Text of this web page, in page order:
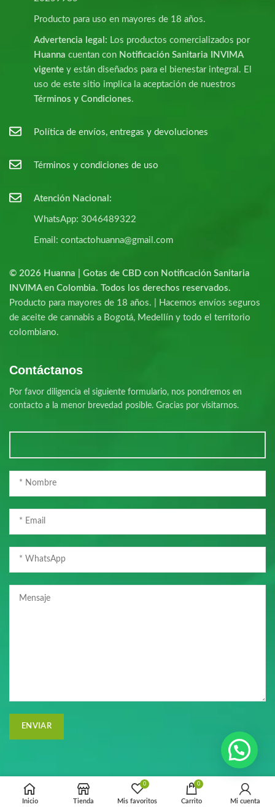
Producto para uso en mayores de 18 años.
Advertencia legal: Los productos comercializados por
Huanna cuentan con Notificación Sanitaria INVIMA
vigente y están diseñados para el bienestar integral. El
uso de este sitio implica la aceptación de nuestros
Términos y Condiciones.
Política de envíos, entregas y devoluciones
Términos y condiciones de uso
Atención Nacional:
WhatsApp: 3046489322
Email: contactohuanna@gmail.com
© 2026 Huanna | Gotas de CBD con Notificación Sanitaria
INVIMA en Colombia. Todos los derechos reservados.
Producto para mayores de 18 años. | Hacemos envíos seguros
de aceite de cannabis a Bogotá, Medellín y todo el territorio
colombiano.
Contáctanos
Por favor diligencia el siguiente formulario, nos pondremos en
contacto a la menor brevedad posible. Gracias por visitarnos.
Inicio Tienda
0
Mis favoritos
0
Carrito Mi cuenta